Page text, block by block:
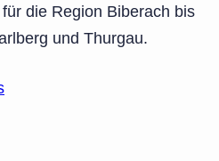
die Region Biberach bis
und Thurgau.